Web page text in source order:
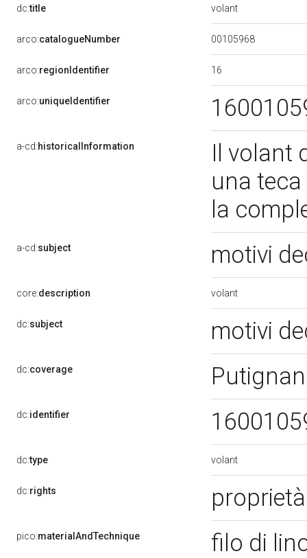
dc:title volant
arco:catalogueNumber 00105968
arco:regionIdentifier 16
arco:uniqueIdentifier
a-cd:historicalInformation
Il volant
una
la
a-cd:subject motivi
core:description volant
dc:subject motivi
dc:coverage
dc:identifier
dc:type volant
dc:rights
pico:materialAndTechnique filo di